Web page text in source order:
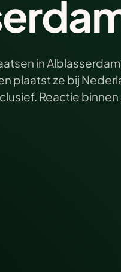
in
plaatst ze bij
Reactie